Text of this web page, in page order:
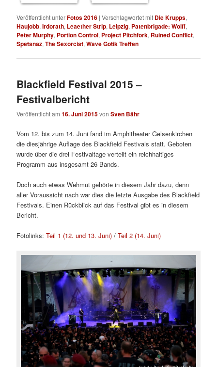
Veröffentlicht unterFotos 2016 |Verschlagwortet mit Die Krupps,
Haujobb,Irdorath, Leaether Strip, Leipzig, Patenbrigade: Wolff,
Peter Murphy, Portion Control, Project Pitchfork, Ruined Conflict,
Spetsnaz,The Sexorcist,Wave Gotik Treffen
Blackfield Festival 2015 –
Festivalbericht
Veröffentlicht am16. Juni 2015vonSven Bähr
Vom 12. bis zum 14. Juni fand im Amphitheater Gelsenkirchen
die diesjährige Auflage des Blackfield Festivals statt. Geboten
wurde über die drei Festivaltage verteilt ein reichhaltiges
Programm aus insgesamt 26 Bands.
Doch auch etwas Wehmut gehörte in diesem Jahr dazu, denn
aller Voraussicht nach war dies die letzte Ausgabe des Blackfield
Festivals. Einen Rückblick auf das Festival gibt es in diesem
Bericht.
Fotolinks:Teil 1 (12. und 13. Juni) /Teil 2 (14. Juni)